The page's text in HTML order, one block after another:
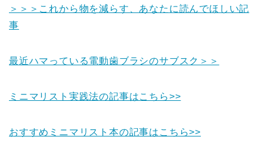
＞＞＞これから物を減らす、あなたに読んでほしい記
事
最近ハマっている電動歯ブラシのサブスク＞＞
ミニマリスト実践法の記事はこちら>>
おすすめミニマリスト本の記事はこちら>>